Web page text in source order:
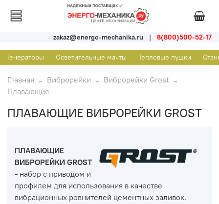
zakaz@energo-mechanika.ru | 8(800)500-52-17
Генераторы Осветительные мачты Тепловые пушки
Главная Виброрейки
Виброрейки Grost
Плавающие
ПЛАВАЮЩИЕ ВИБРОРЕЙКИ GROST
ПЛАВАЮЩИЕ
ВИБРОРЕЙКИ GROST
- набор с приводом и
профилем для использования в качестве
вибрационных ровнителей цементных заливок.